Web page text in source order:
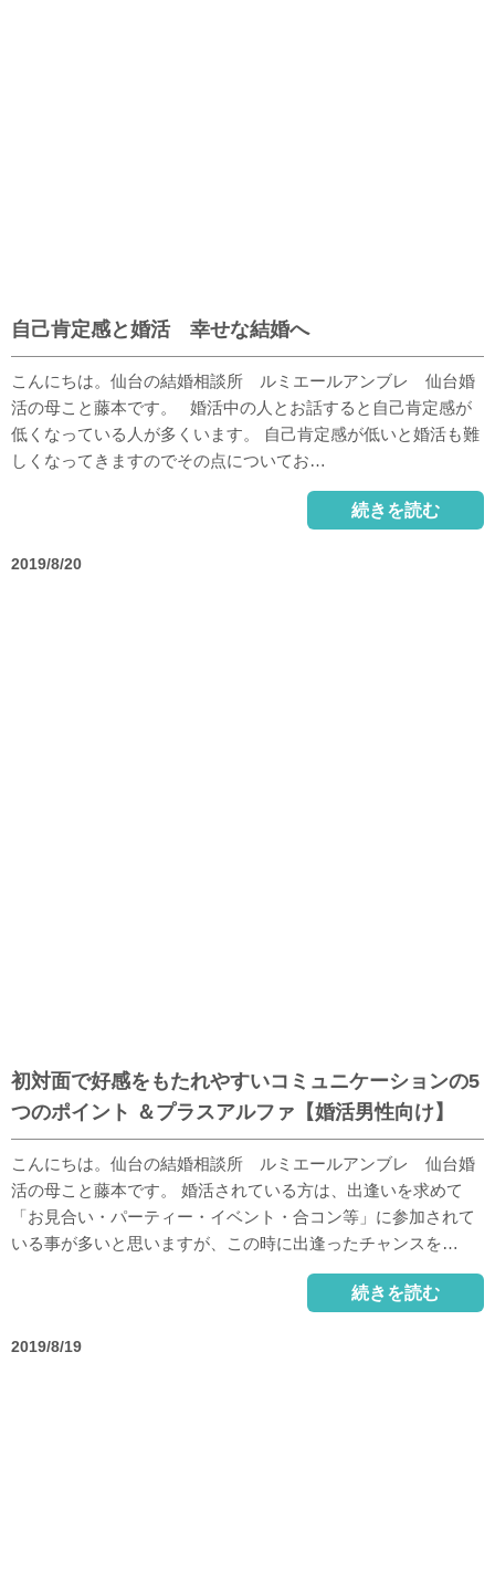
自己肯定感と婚活 幸せな結婚へ
こんにちは。仙台の結婚相談所 ルミエールアンブレ 仙台婚
活の母こと藤本です。 婚活中の人とお話すると自己肯定感が
低くなっている人が多くいます。 自己肯定感が低いと婚活も難
しくなってきますのでその点についてお…
続きを読む
2019/8/20
初対面で好感をもたれやすいコミュニケーションの5
つのポイント ＆プラスアルファ【婚活男性向け】
こんにちは。仙台の結婚相談所 ルミエールアンブレ 仙台婚
活の母こと藤本です。 婚活されている方は、出逢いを求めて
「お見合い・パーティー・イベント・合コン等」に参加されて
いる事が多いと思いますが、この時に出逢ったチャンスを…
続きを読む
2019/8/19